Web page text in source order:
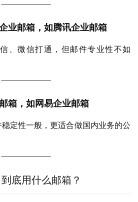
业邮箱，如腾讯企业邮箱
、微信打通，但邮件专业性不如
箱，如网易企业邮箱
定性一般，更适合做国内业务的公
底用什么邮箱？